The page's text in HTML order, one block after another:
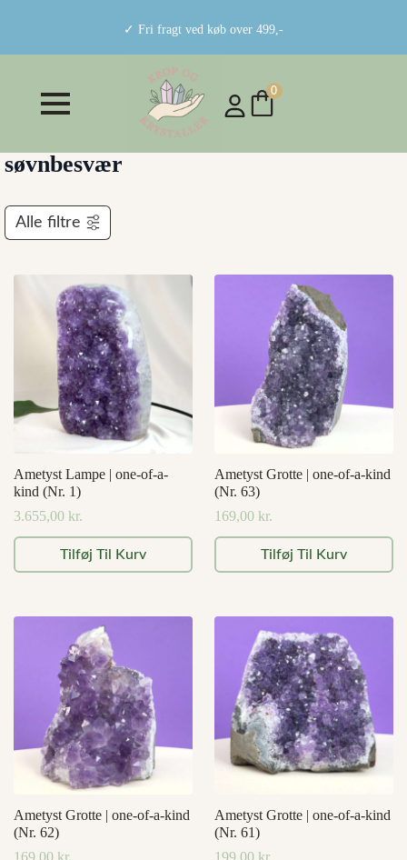
✓ Fri fragt ved køb over 499,-
0
søvnbesvær
Alle filtre
Ametyst Lampe | one-of-a-
kind (Nr. 1)
3.655,00 kr.
Tilføj Til Kurv
Ametyst Grotte | one-of-a-kind
(Nr. 63)
169,00 kr.
Tilføj Til Kurv
Ametyst Grotte | one-of-a-kind
(Nr. 62)
Ametyst Grotte | one-of-a-kind
(Nr. 61)